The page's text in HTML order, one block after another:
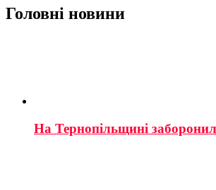
Головні новини
На Тернопільщині